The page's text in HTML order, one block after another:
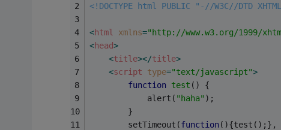
<!DOCTYPE html PUBLIC "-//W3C//DTD
<html xmlns="http://www.w3.org/1999/
<head>
<title></title>
<script type="text/javascript">
function test ( ) {
            alert(
"haha" );
        }
        setTimeout(
function( ){test();},